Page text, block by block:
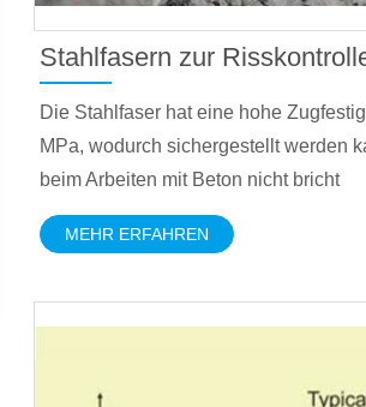
Stahlfasern zur
Die Stahlfaser hat eine hohe
MPa, wodurch sichergestellt werden
beim Arbeiten mit Beton nicht bricht
MEHR ERFAHREN